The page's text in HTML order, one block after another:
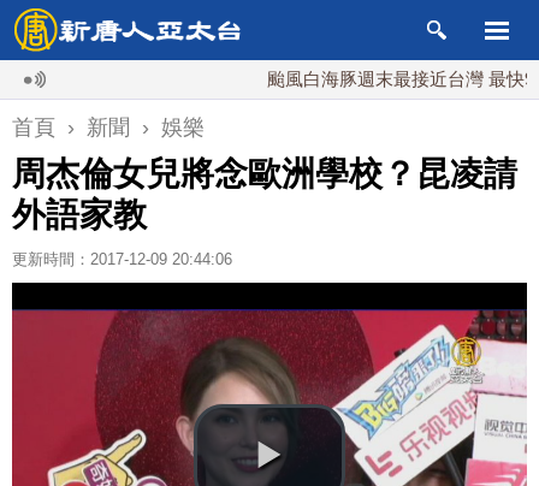
颱風白海豚週末最接近台灣 最快9日可能
首頁 › 新聞 › 娛樂
周杰倫女兒將念歐洲學校？昆凌請
外語家教
更新時間：2017-12-09 20:44:06